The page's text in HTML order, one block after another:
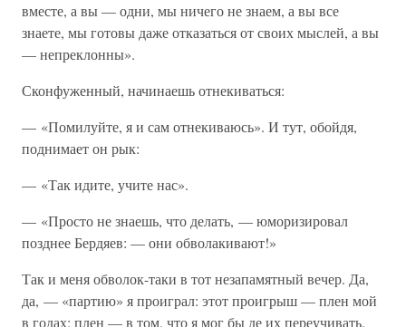
вместе, а вы — одни, мы ничего не знаем, а вы все
знаете, мы готовы даже отказаться от своих мыслей, а вы
— непреклонны».
Сконфуженный, начинаешь отнекиваться:
— «Помилуйте, я и сам отнекиваюсь». И тут, обойдя,
поднимает он рык:
— «Так идите, учите нас».
— «Просто не знаешь, что делать, — юморизировал
позднее Бердяев: — они обволакивают!»
Так и меня обволок-таки в тот незапамятный вечер. Да,
да, — «партию» я проиграл: этот проигрыш — плен мой
в годах; плен — в том, что я мог бы де их переучивать.